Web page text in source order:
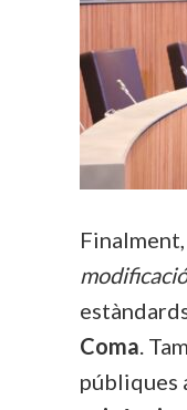
Coma.
públiques